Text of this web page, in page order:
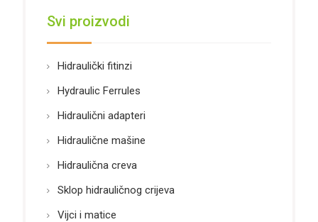
Svi proizvodi
Hidraulički fitinzi
Hydraulic Ferrules
Hidraulični adapteri
Hidraulične mašine
Hidraulična creva
Sklop hidrauličnog crijeva
Vijci i matice